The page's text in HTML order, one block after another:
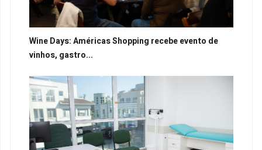
Wine Days: Américas Shopping recebe evento de
vinhos, gastro...